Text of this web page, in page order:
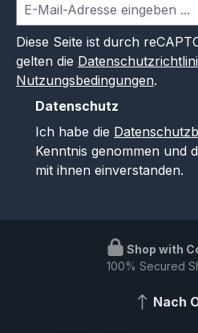
Diese Seite ist durch
gelten die
Nutzungsbedingungen.
Datenschutz
Ich habe die
Kenntnis genommen und
mit ihnen einverstanden.
Shop with
100% Secured
Nach